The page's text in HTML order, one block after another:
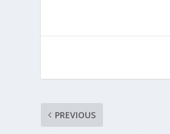
PREVIOUS